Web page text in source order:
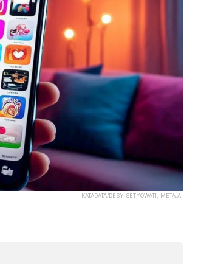
KATADATA/DESY SETYOWATI, META.AI